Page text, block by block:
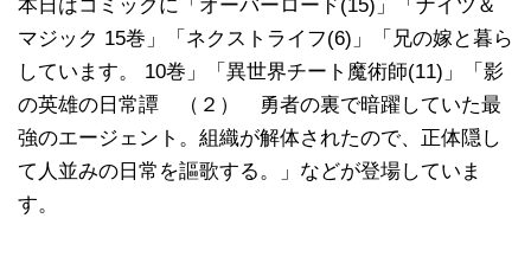
本日はコミックに「オーバーロード(15)」「ナイツ＆
マジック 15巻」「ネクストライフ(6)」「兄の嫁と暮ら
しています。 10巻」「異世界チート魔術師(11)」「影
の英雄の日常譚 （２） 勇者の裏で暗躍していた最
強のエージェント。組織が解体されたので、正体隠し
て人並みの日常を謳歌する。」などが登場していま
す。